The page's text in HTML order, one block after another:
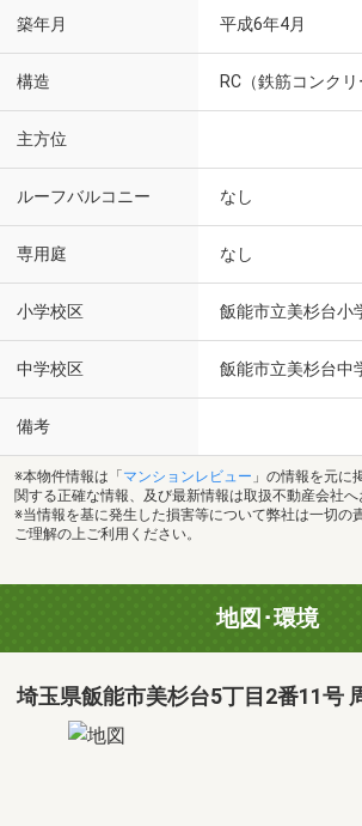
築年月 平成6年4月
構造 RC（鉄筋コンクリ
主方位
ルーフバルコニー なし
専用庭 なし
小学校区 飯能市立美杉台小
中学校区 飯能市立美杉台中
備考
※本物件情報は「 マンションレビュー 」の情報を元に
関する正確な情報、及び最新情報は取扱不動産会社へ
※当情報を基に発生した損害等について弊社は一切の
ご理解の上ご利用ください。
地図･環境
埼玉県飯能市美杉台5丁目2番11号